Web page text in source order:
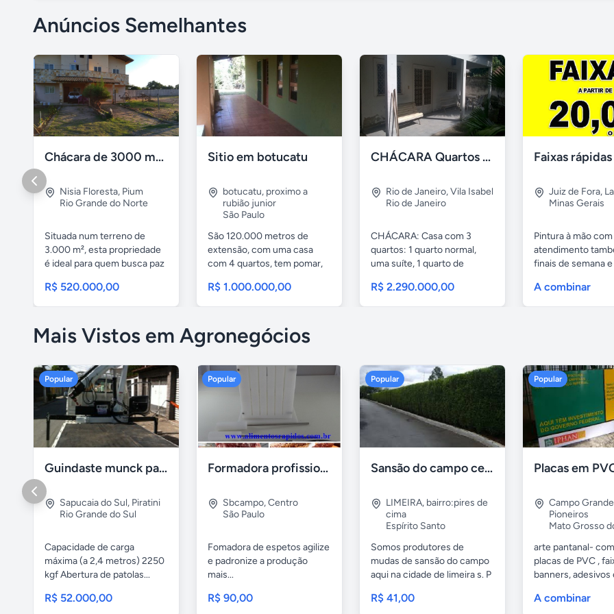
Anúncios Semelhantes
Chácara de 3000 m² com Casa Duplex Geminada em Pium/RN
Nisia Floresta, Pium
Rio Grande do Norte
Situada num terreno de
3.000 m², esta propriedade
é ideal para quem busca paz
R$ 520.000,00
Sitio em botucatu
botucatu, proximo a
rubião junior
São Paulo
São 120.000 metros de
extensão, com uma casa
com 4 quartos, tem pomar,
R$ 1.000.000,00
CHÁCARA Quartos Suíte Árvores Frutíferas, "É Ver e Comprar".
Rio de Janeiro,Vila Isabel
Rio de Janeiro
CHÁCARA: Casa com 3
quartos: 1 quarto normal,
uma suíte, 1 quarto de
R$ 2.290.000,00
Juiz de Fora,
Minas Gerais
Pintura à mão com
atendimento
finais de semana
A combinar
Mais Vistos em Agronegócios
Popular
Guindaste munck para 2 toneladas
Sapucaia do Sul, Piratini
Rio Grande do Sul
Capacidade de carga
máxima (a 2,4 metros) 2250
kgf Abertura de patolas...
R$ 52.000,00
Popular
Formadora profissional carne
Sbcampo,Centro
São Paulo
Fomadora de espetos agilize
e padronize a produção
mais...
R$ 90,00
Popular
Sansão do campo cerca viva por 0,65 á muda
LIMEIRA, bairro:pires de
cima
Espírito Santo
Somos produtores de
mudas de sansão do campo
aqui na cidade de limeira s. P
R$ 41,00
Popular
Campo Grande
Pioneiros
Mato Grosso
arte pantanal-
placas de PVC ,
banners, adesivos
A combinar